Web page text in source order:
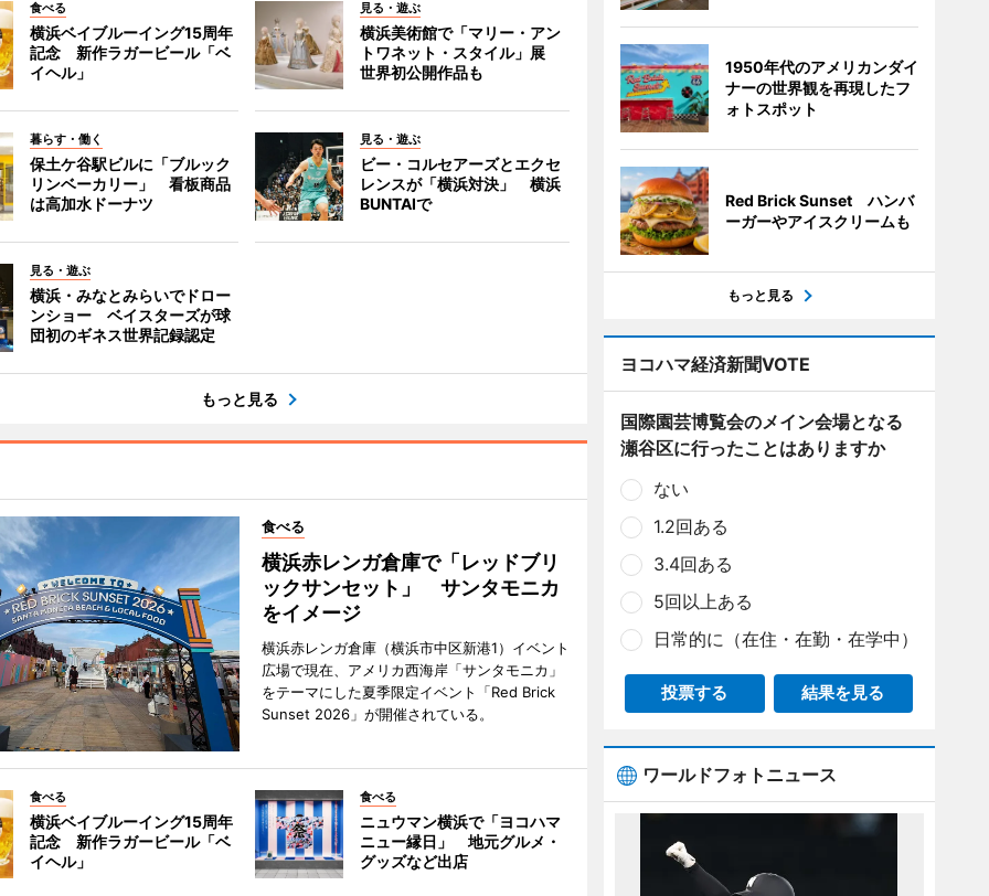
食べる
横浜ベイブルーイング15周年
記念 新作ラガービール「ベ
イヘル」
見る・遊ぶ
横浜美術館で「マリー・アン
トワネット・スタイル」展
世界初公開作品も
暮らす・働く
保土ケ谷駅ビルに「ブルック
リンベーカリー」 看板商品
は高加水ドーナツ
見る・遊ぶ
ビー・コルセアーズとエクセ
レンスが「横浜対決」 横浜
BUNTAIで
見る・遊ぶ
横浜・みなとみらいでドロー
ンショー ベイスターズが球
団初のギネス世界記録認定
もっと見る
食べる
横浜赤レンガ倉庫で「レッドブリ
ックサンセット」 サンタモニカ
をイメージ
横浜赤レンガ倉庫（横浜市中区新港1）イベント
広場で現在、アメリカ西海岸「サンタモニカ」
をテーマにした夏季限定イベント「Red Brick
Sunset 2026」が開催されている。
食べる
横浜ベイブルーイング15周年
記念 新作ラガービール「ベ
イヘル」
食べる
ニュウマン横浜で「ヨコハマ
ニュー縁日」 地元グルメ・
グッズなど出店
1950年代のアメリカンダイ
ナーの世界観を再現したフ
ォトスポット
Red Brick Sunset ハンバ
ーガーやアイスクリームも
もっと見る
ヨコハマ経済新聞VOTE
国際園芸博覧会のメイン会場となる
瀬谷区に行ったことはありますか
ない
1.2回ある
3.4回ある
5回以上ある
日常的に（在住・在勤・在学中）
投票する 結果を見る
ワールドフォトニュース